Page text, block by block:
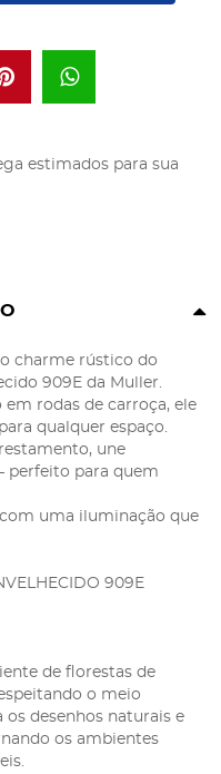
estimados para sua
charme rústico do
909E da Muller.
rodas de carroça, ele
qualquer espaço.
une
perfeito para quem
uma iluminação que
909E
de florestas de
o meio
desenhos naturais e
os ambientes